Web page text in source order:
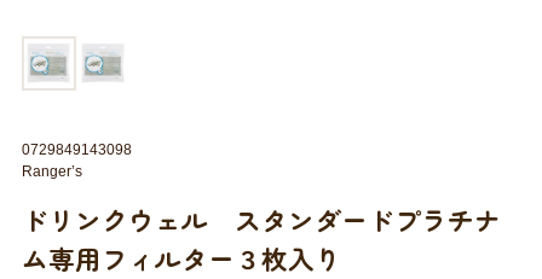
ドリンクウェル スタンダードプラチナ
ム専用フィルター３枚入り
0729849143098
Ranger’s